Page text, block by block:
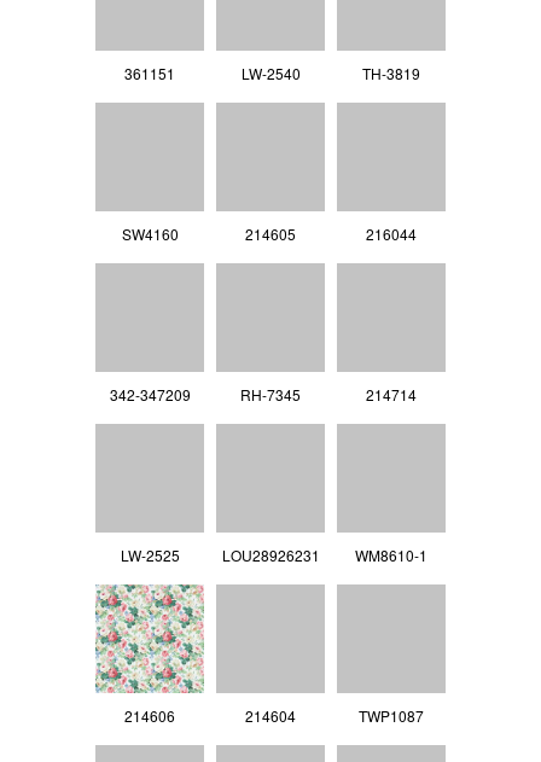
361151 LW-2540 TH-3819
SW4160 214605 216044
342-347209 RH-7345 214714
LW-2525 LOU28926231 WM8610-1
214606 214604 TWP1087